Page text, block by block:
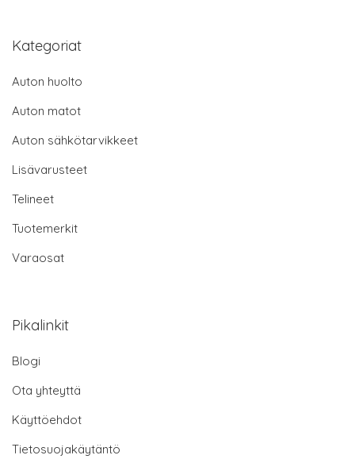
Kategoriat
Auton huolto
Auton matot
Auton sähkötarvikkeet
Lisävarusteet
Telineet
Tuotemerkit
Varaosat
Pikalinkit
Blogi
Ota yhteyttä
Käyttöehdot
Tietosuojakäytäntö